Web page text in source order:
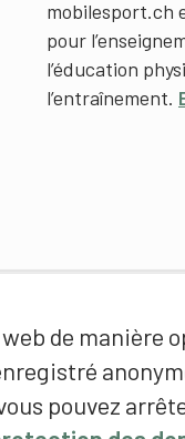
de manière
vous pouvez
mobilesport.ch
pour
l’éducation
l’entraînement.